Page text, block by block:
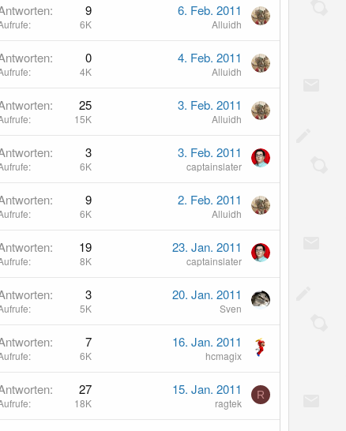
9
6K
6. Feb. 2011
Alluidh
0
4K
4. Feb. 2011
Alluidh
25
15K
3. Feb. 2011
Alluidh
3
6K
3. Feb. 2011
captainslater
9
6K
2. Feb. 2011
Alluidh
19
8K
23. Jan. 2011
captainslater
3
5K
20. Jan. 2011
Sven
7
6K
16. Jan. 2011
hcmagix
27
18K
15. Jan. 2011
ragtek
R